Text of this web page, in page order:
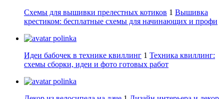
Схемы для вышивки прелестных котиков 1 Вышивка
крестиком: бесплатные схемы для начинающих и профи
polinka
Идеи бабочек в технике квиллинг 1 Техника квиллинг:
схемы сборки, идеи и фото готовых работ
polinka